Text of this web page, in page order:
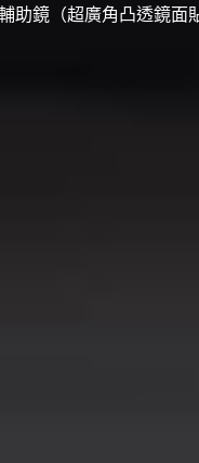
助鏡（超廣角凸透鏡面